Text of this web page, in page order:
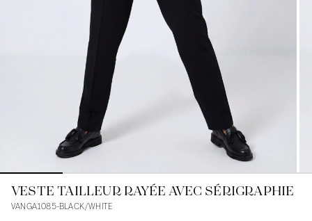
En ligne avec les courbes des femmes
Blazers, Vestes
Pulls
Blazers, Vestes
Manteaux
Accessoires
VESTE TAILLEUR RAYÉE AVEC SÉRIGRAPHIE
VANGA1085-BLACK/WHITE